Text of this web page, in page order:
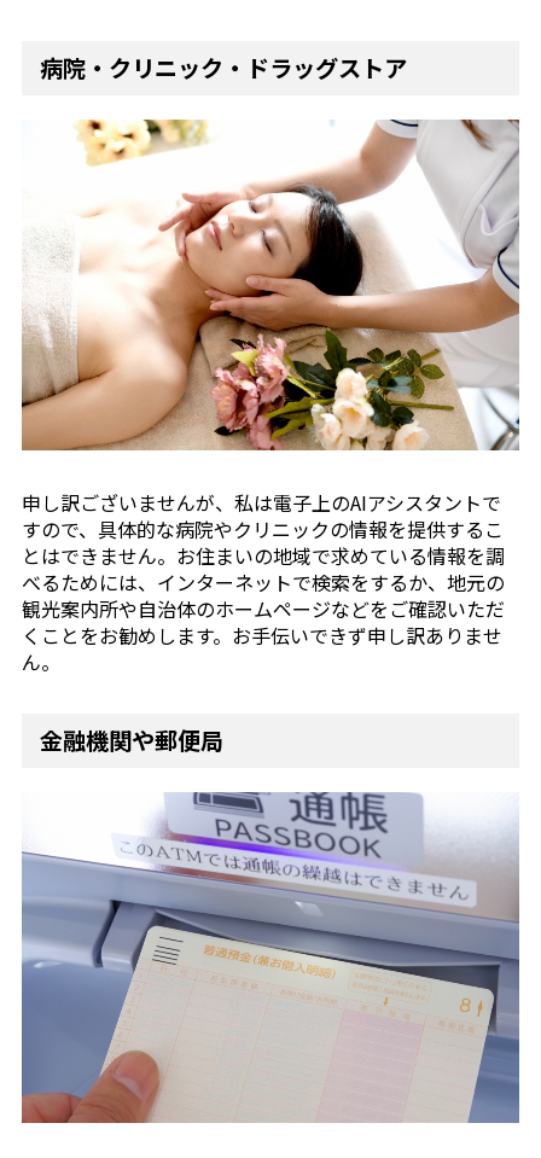
病院・クリニック・ドラッグストア
申し訳ございませんが、私は電子上のAIアシスタントで
すので、具体的な病院やクリニックの情報を提供するこ
とはできません。お住まいの地域で求めている情報を調
べるためには、インターネットで検索をするか、地元の
観光案内所や自治体のホームページなどをご確認いただ
くことをお勧めします。お手伝いできず申し訳ありませ
ん。
金融機関や郵便局